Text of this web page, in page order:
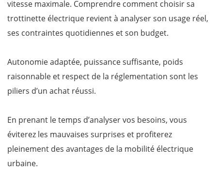
vitesse maximale. Comprendre comment choisir sa
trottinette électrique revient à analyser son usage réel,
ses contraintes quotidiennes et son budget.
Autonomie adaptée, puissance suffisante, poids
raisonnable et respect de la réglementation sont les
piliers d’un achat réussi.
En prenant le temps d’analyser vos besoins, vous
éviterez les mauvaises surprises et profiterez
pleinement des avantages de la mobilité électrique
urbaine.